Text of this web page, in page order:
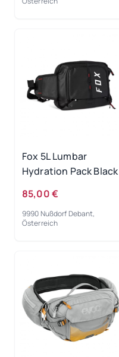
Fox 5L Lumbar
Hydration Pack Black
85,00 €
9990 Nußdorf Debant,
Österreich